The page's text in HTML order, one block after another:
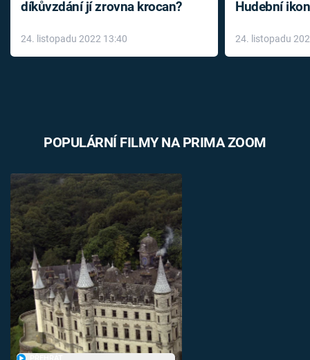
díkůvzdání jí zrovna krocan?
24. listopadu 2022 13:40
Hudební
léky
24. listopadu
POPULÁRNÍ FILMY NA PRIMA ZOOM